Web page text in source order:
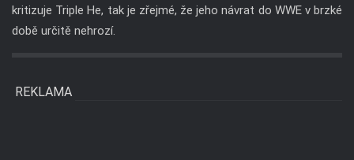
kritizuje Triple He, tak je zřejmé, že jeho návrat do WWE v brzké
době určitě nehrozí.
REKLAMA